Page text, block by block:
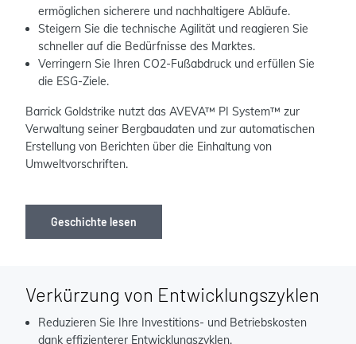
ermöglichen sicherere und nachhaltigere Abläufe.
Steigern Sie die technische Agilität und reagieren Sie
schneller auf die Bedürfnisse des Marktes.
Verringern Sie Ihren CO2-Fußabdruck und erfüllen Sie
die ESG-Ziele.
Barrick Goldstrike nutzt das AVEVA™ PI System™ zur
Verwaltung seiner Bergbaudaten und zur automatischen
Erstellung von Berichten über die Einhaltung von
Umweltvorschriften.
Geschichte lesen
Verkürzung von Entwicklungszyklen
Reduzieren Sie Ihre Investitions- und Betriebskosten
dank effizienterer Entwicklungszyklen.